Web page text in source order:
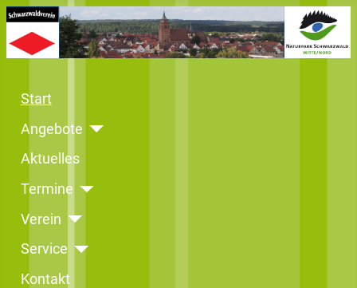
Start
Angebote
Aktuelles
Termine
Verein
Service
Kontakt